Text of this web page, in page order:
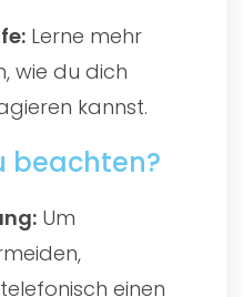
Lerne mehr
wie du dich
kannst.
beachten?
Um
einen